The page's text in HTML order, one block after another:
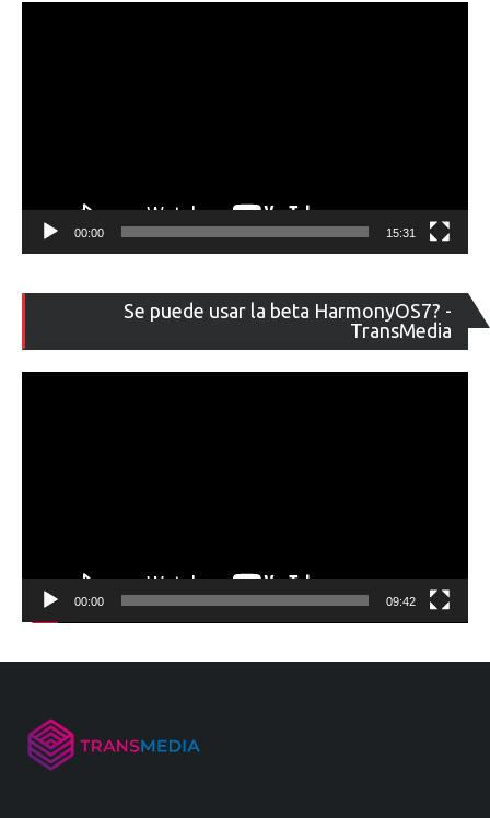
00:00 15:31
Se puede usar la beta HarmonyOS7? -
TransMedia
de
00:00 09:42